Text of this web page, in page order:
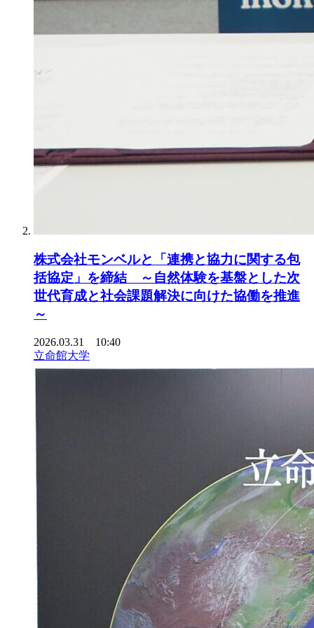
株式会社モンベルと「連携と協力に関する包
括協定」を締結 ～自然体験を基盤とした次
世代育成と社会課題解決に向けた協働を推進
～
2026.03.31 10:40
立命館大学